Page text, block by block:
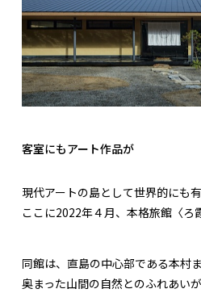
客室にもアート作品が
現代アートの島として世界的にも
ここに2022年４月、本格旅館〈ろ
同館は、直島の中心部である本村
奥まった山間の自然とのふれあい